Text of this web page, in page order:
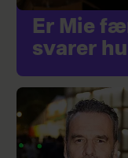
Er Mie
svarer